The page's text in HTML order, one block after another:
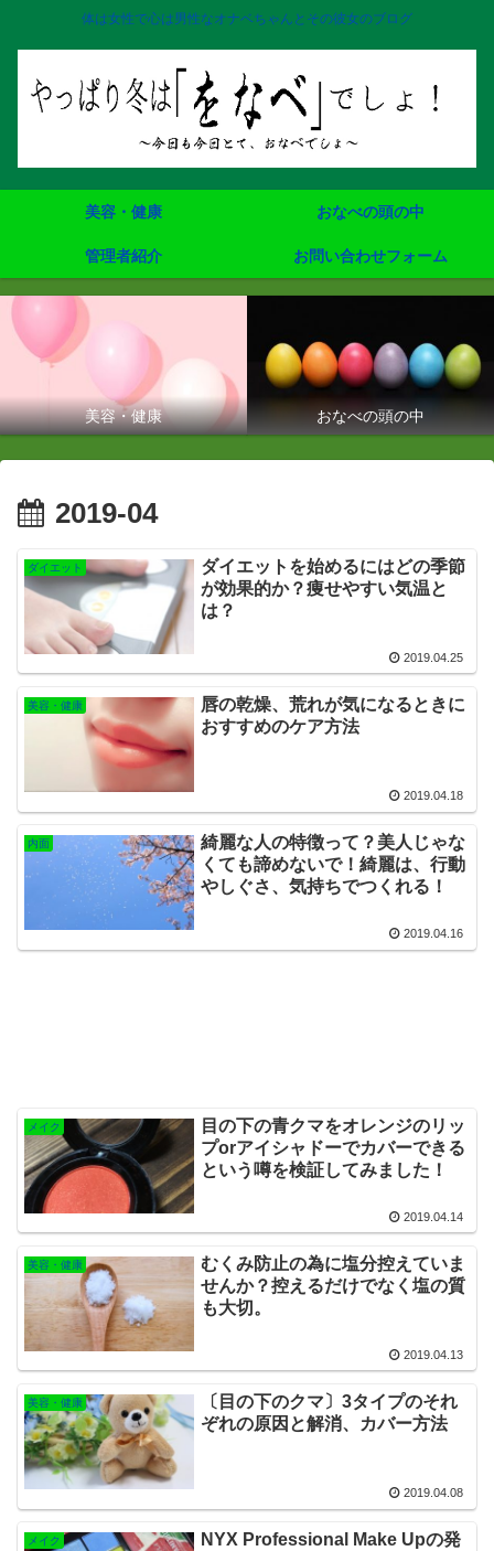
体は女性で心は男性なオナベちゃんとその彼女のブログ
美容・健康 おなべの頭の中
管理者紹介 お問い合わせフォーム
美容・健康 おなべの頭の中
2019-04
ダイエット
ダイエットを始めるにはどの季節
が効果的か？痩せやすい気温と
は？
2019.04.25
美容・健康
唇の乾燥、荒れが気になるときに
おすすめのケア方法
2019.04.18
内面
綺麗な人の特徴って？美人じゃな
くても諦めないで！綺麗は、行動
やしぐさ、気持ちでつくれる！
2019.04.16
メイク
目の下の青クマをオレンジのリッ
プorアイシャドーでカバーできる
という噂を検証してみました！
2019.04.14
美容・健康
むくみ防止の為に塩分控えていま
せんか？控えるだけでなく塩の質
も大切。
2019.04.13
美容・健康
〔目の下のクマ〕3タイプのそれ
ぞれの原因と解消、カバー方法
2019.04.08
メイク
NYX Professional Make Upの発